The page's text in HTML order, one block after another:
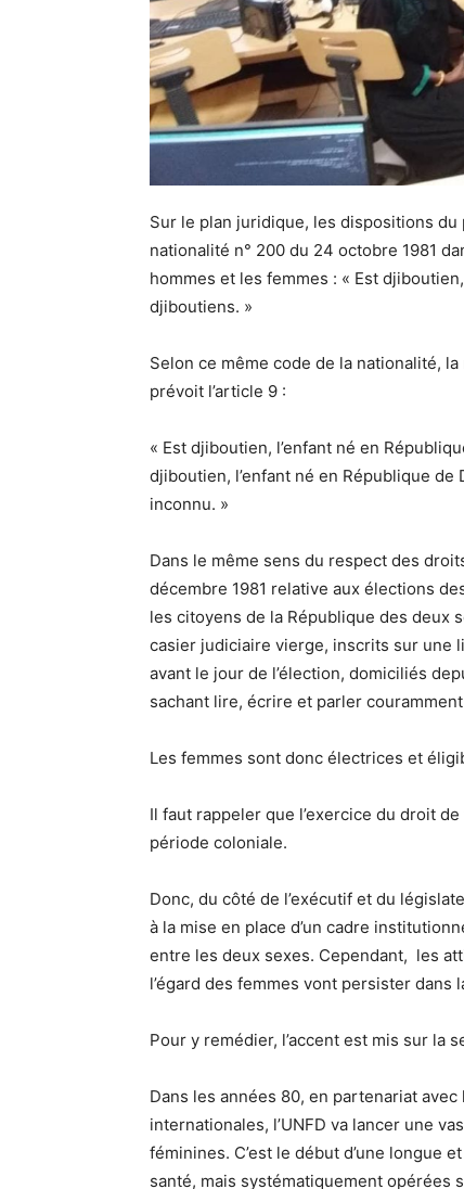
Sur le plan juridique, les dispositions
nationalité n° 200 du 24 octobre 1981
hommes et les femmes : « Est
djiboutiens. »
Selon ce même code de la nationalité,
prévoit l’article 9 :
« Est djiboutien, l’enfant né en
djiboutien, l’enfant né en République
inconnu. »
Dans le même sens du respect des
décembre 1981 relative aux élections
les citoyens de la République des deux
casier judiciaire vierge, inscrits sur une
avant le jour de l’élection, domiciliés
sachant lire, écrire et parler couramment
Les femmes sont donc électrices et
Il faut rappeler que l’exercice du droit
période coloniale.
Donc, du côté de l’exécutif et du
à la mise en place d’un cadre
entre les deux sexes. Cependant, les
l’égard des femmes vont persister dans
Pour y remédier, l’accent est mis sur la
Dans les années 80, en partenariat
internationales, l’UNFD va lancer une
féminines. C’est le début d’une longue
santé, mais systématiquement opérées